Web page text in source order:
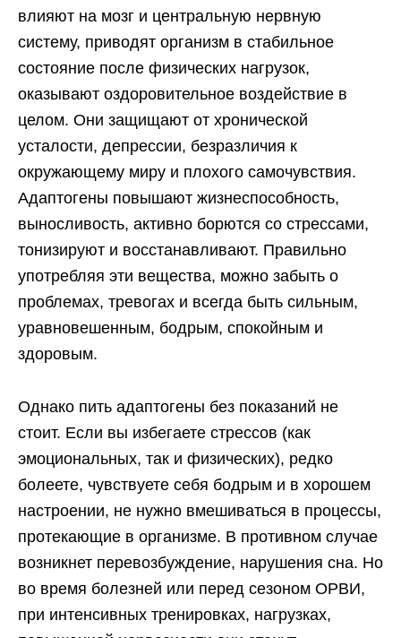
влияют на мозг и центральную нервную
систему, приводят организм в стабильное
состояние после физических нагрузок,
оказывают оздоровительное воздействие в
целом. Они защищают от хронической
усталости, депрессии, безразличия к
окружающему миру и плохого самочувствия.
Адаптогены повышают жизнеспособность,
выносливость, активно борются со стрессами,
тонизируют и восстанавливают. Правильно
употребляя эти вещества, можно забыть о
проблемах, тревогах и всегда быть сильным,
уравновешенным, бодрым, спокойным и
здоровым.
Однако пить адаптогены без показаний не
стоит. Если вы избегаете стрессов (как
эмоциональных, так и физических), редко
болеете, чувствуете себя бодрым и в хорошем
настроении, не нужно вмешиваться в процессы,
протекающие в организме. В противном случае
возникнет перевозбуждение, нарушения сна. Но
во время болезней или перед сезоном ОРВИ,
при интенсивных тренировках, нагрузках,